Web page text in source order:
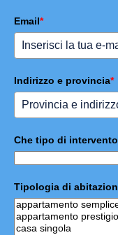
Email*
Indirizzo e provincia*
Che tipo di
Tipologia di